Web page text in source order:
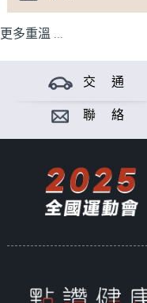
更多重溫 ...
交 通
聯 絡